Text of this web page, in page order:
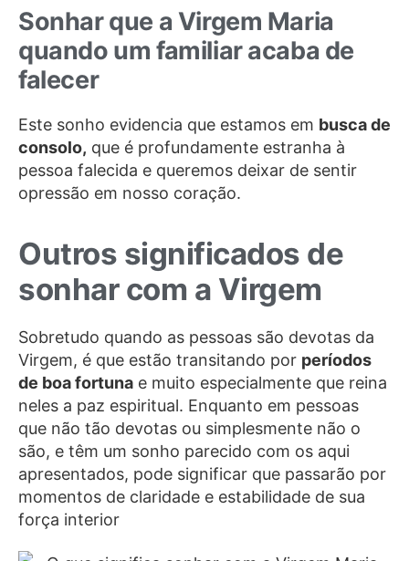
Sonhar que a Virgem Maria
quando um familiar acaba de
falecer
Este sonho evidencia que estamos em busca de
consolo, que é profundamente estranha à
pessoa falecida e queremos deixar de sentir
opressão em nosso coração.
Outros significados de
sonhar com a Virgem
Sobretudo quando as pessoas são devotas da
Virgem, é que estão transitando por períodos
de boa fortuna e muito especialmente que reina
neles a paz espiritual. Enquanto em pessoas
que não tão devotas ou simplesmente não o
são, e têm um sonho parecido com os aqui
apresentados, pode significar que passarão por
momentos de claridade e estabilidade de sua
força interior